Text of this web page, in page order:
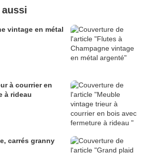
aussi
vintage en métal
à courrier en
à rideau
granny